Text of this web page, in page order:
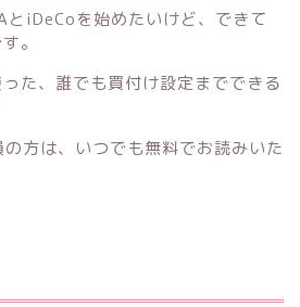
とiDeCoを始めたいけど、できて
。
た、誰でも買付け設定までできる
方は、いつでも無料でお読みいた